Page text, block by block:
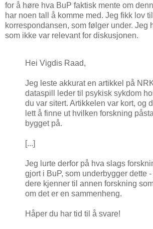
for å høre hva BuP faktisk mente om
har noen tall å komme med. Jeg fikk lov
korrespondansen, som følger under. Jeg
som ikke var relevant for diskusjonen.
Hei Vigdis Raad,
Jeg leste akkurat en artikkel på
dataspill leder til psykisk sykdom
du var sitert. Artikkelen var kort, og
lett å finne ut hvilken forskning
bygget på.
[...]
Jeg lurte derfor på hva slags
gjort i BuP, som underbygger dette
dere kjenner til annen forskning
om det er en sammenheng.
Håper du har tid til å svare!